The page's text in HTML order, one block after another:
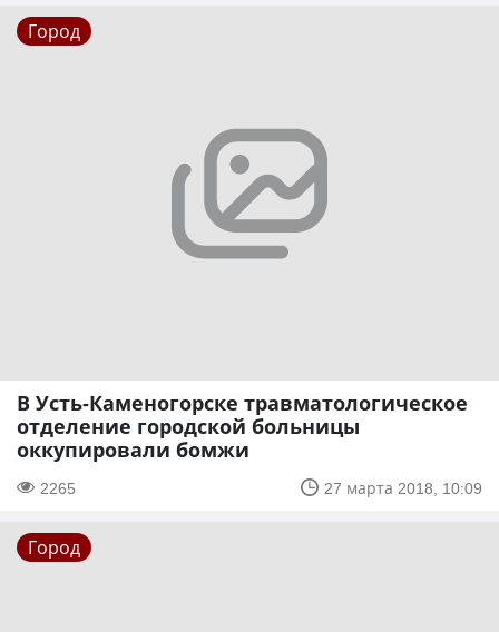
Город
В Усть-Каменогорске травматологическое
отделение городской больницы
оккупировали бомжи
2265 27 марта 2018, 10:09
Город